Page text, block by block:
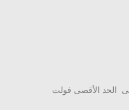
الأقصى فولت